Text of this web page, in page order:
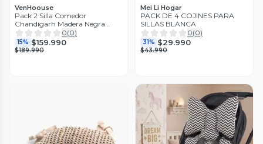
VenHoouse
Pack 2 Silla Comedor
Chandigarh Madera Negra
Cojín Lino Venhoouse
0(0)
15% $159.990
$189.990
Mei Li Hogar
PACK DE 4 COJINES PARA
SILLAS BLANCA
0(0)
31% $29.990
$43.990